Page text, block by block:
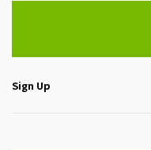
Sign Up